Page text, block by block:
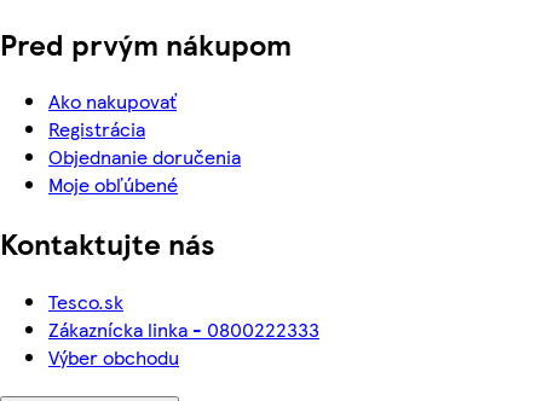
Pred prvým nákupom
Ako nakupovať
Registrácia
Objednanie doručenia
Moje obľúbené
Kontaktujte nás
Tesco.sk
Zákaznícka linka - 0800222333
Výber obchodu